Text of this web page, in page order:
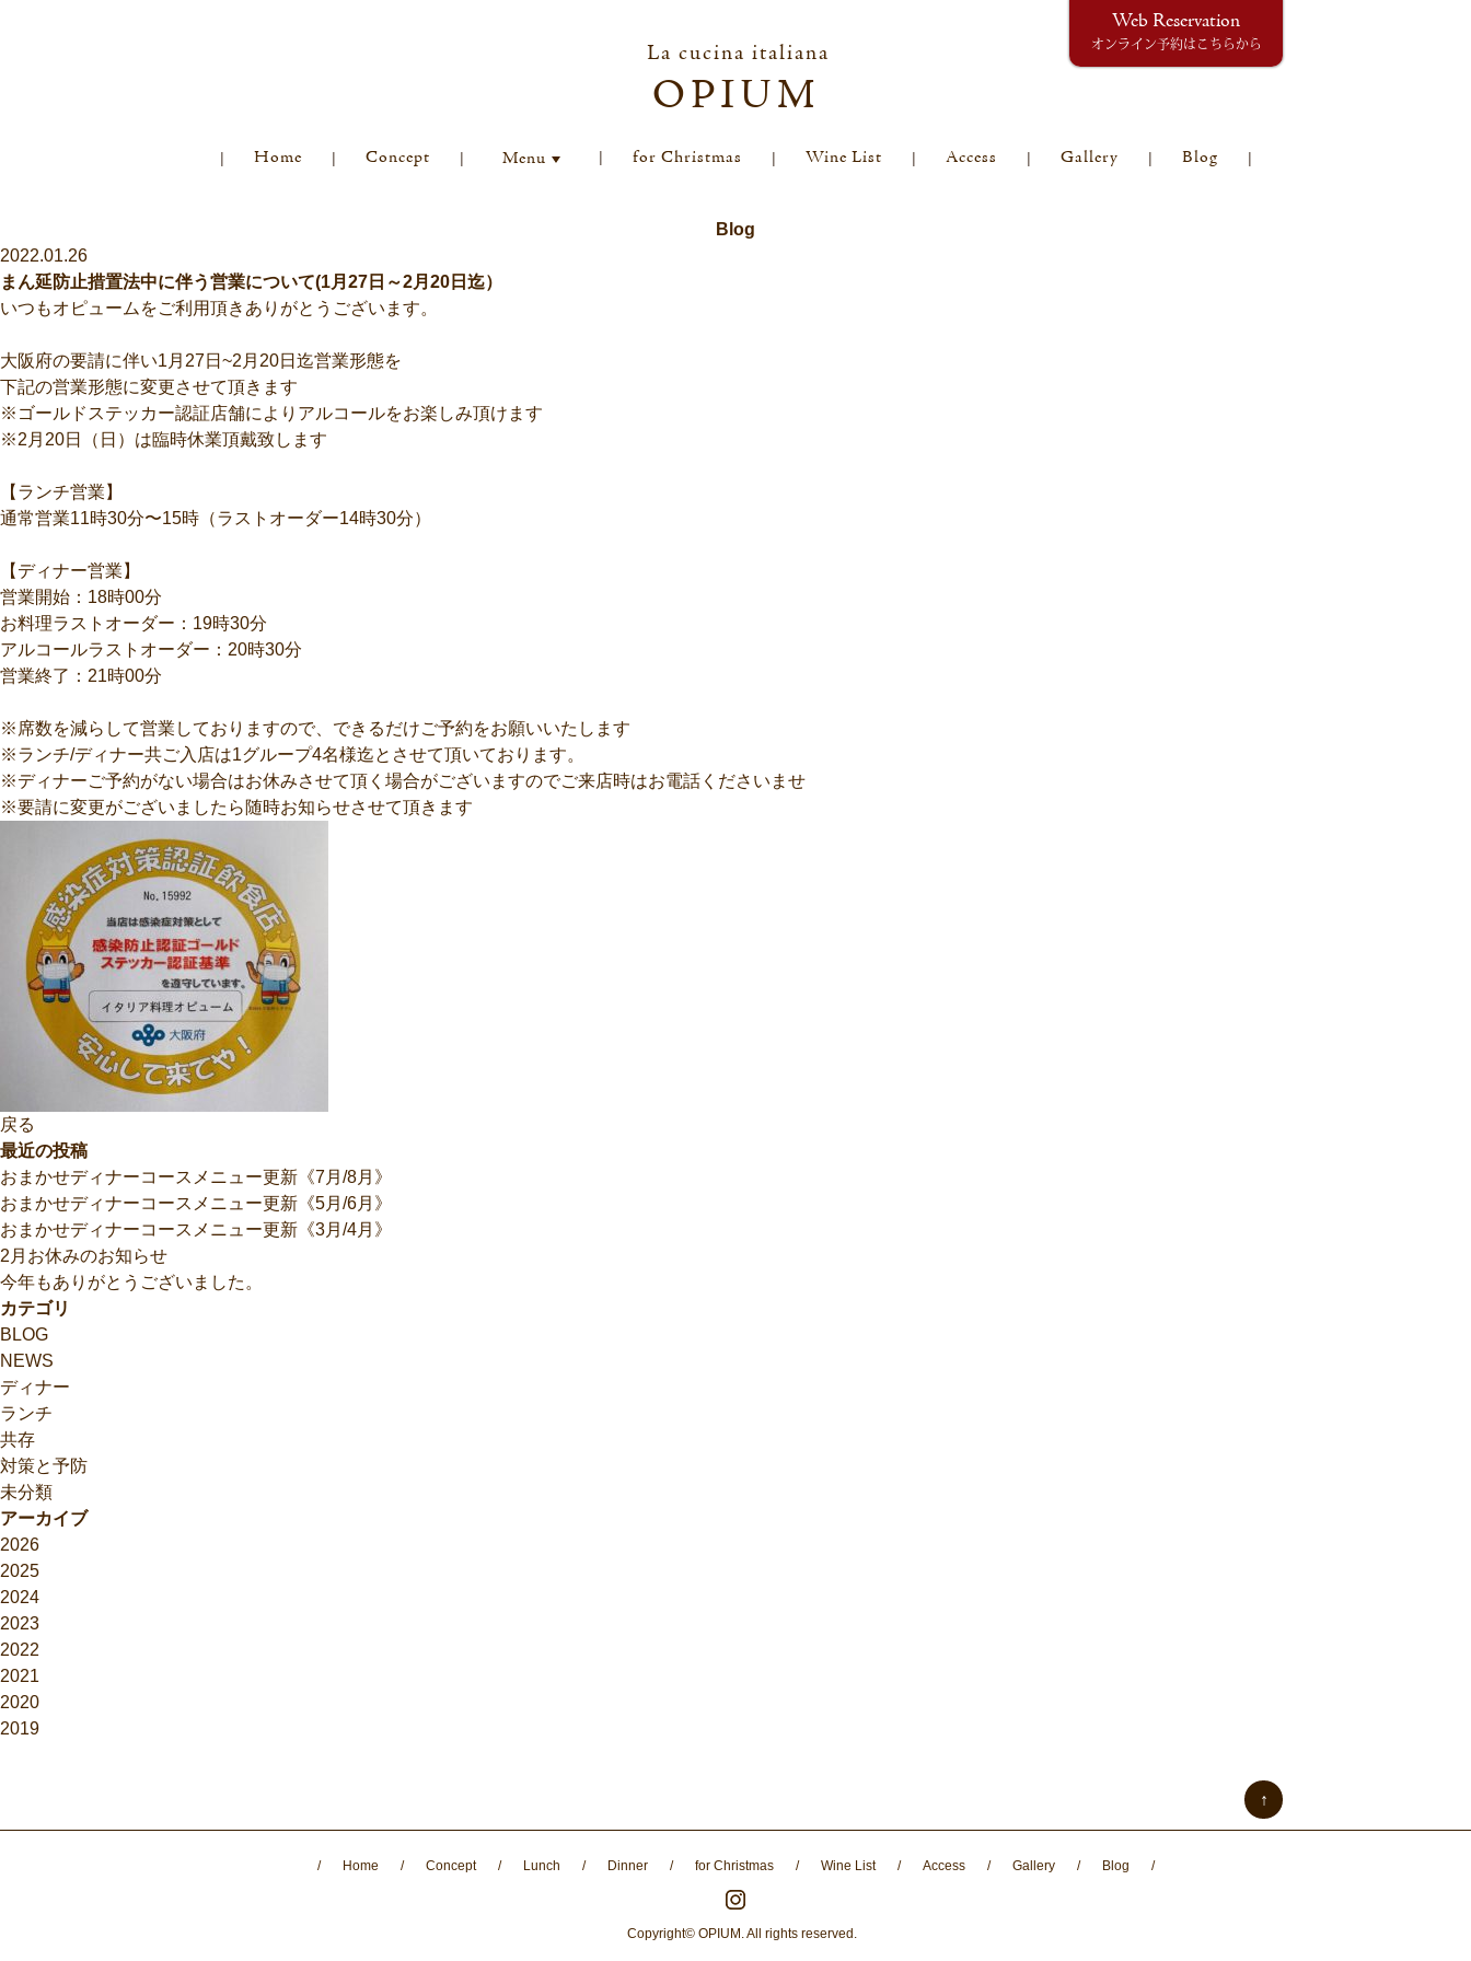
La cucina italiana
OPIUM
Web Reservation
オンライン予約はこちらから
Home Concept Menu for Christmas Wine List Access Gallery Blog
Blog
2022.01.26
まん延防止措置法中に伴う営業について(1月27日～2月20日迄）
いつもオピュームをご利用頂きありがとうございます。
大阪府の要請に伴い1月27日~2月20日迄営業形態を
下記の営業形態に変更させて頂きます
※ゴールドステッカー認証店舗によりアルコールをお楽しみ頂けます
※2月20日（日）は臨時休業頂戴致します
【ランチ営業】
通常営業11時30分〜15時（ラストオーダー14時30分）
【ディナー営業】
営業開始：18時00分
お料理ラストオーダー：19時30分
アルコールラストオーダー：20時30分
営業終了：21時00分
※席数を減らして営業しておりますので、できるだけご予約をお願いいたします
※ランチ/ディナー共ご入店は1グループ4名様迄とさせて頂いております。
※ディナーご予約がない場合はお休みさせて頂く場合がございますのでご来店時はお電話くださいませ
※要請に変更がございましたら随時お知らせさせて頂きます
戻る
最近の投稿
おまかせディナーコースメニュー更新《7月/8月》
おまかせディナーコースメニュー更新《5月/6月》
おまかせディナーコースメニュー更新《3月/4月》
2月お休みのお知らせ
今年もありがとうございました。
カテゴリ
BLOG
NEWS
ディナー
ランチ
共存
対策と予防
未分類
アーカイブ
2026
2025
2024
2023
2022
2021
2020
2019
↑
/ Home / Concept / Lunch / Dinner / for Christmas / Wine List / Access / Gallery / Blog /
Copyright© OPIUM. All rights reserved.